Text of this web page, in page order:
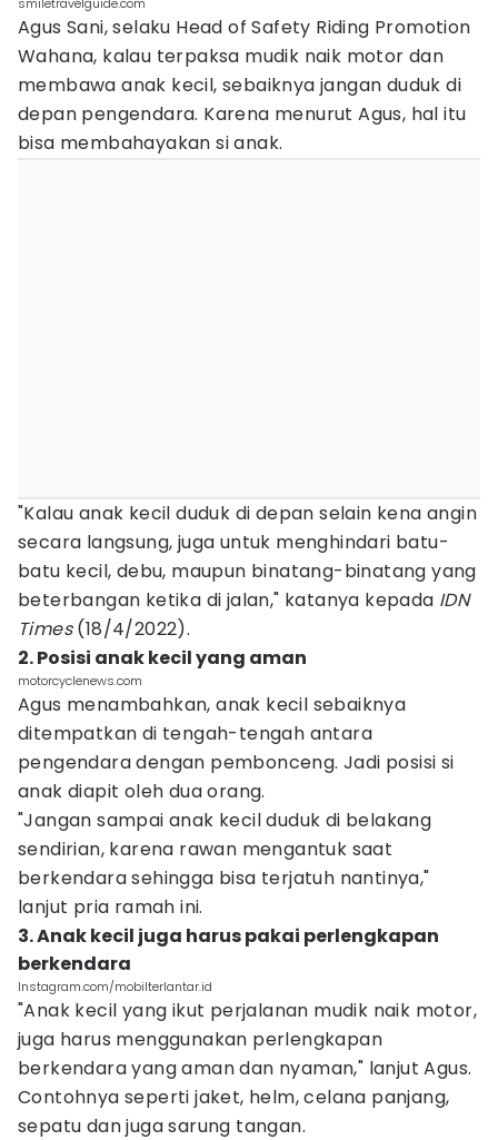
Agus Sani, selaku Head of Safety Riding Promotion
Wahana, kalau terpaksa mudik naik motor dan
membawa anak kecil, sebaiknya jangan duduk di
depan pengendara. Karena menurut Agus, hal itu
bisa membahayakan si anak.
"Kalau anak kecil duduk di depan selain kena angin
secara langsung, juga untuk menghindari batu-
batu kecil, debu, maupun binatang-binatang yang
beterbangan ketika di jalan," katanya kepada IDN
Times(18/4/2022).
2. Posisi anak kecil yang aman
motorcyclenews.com
Agus menambahkan, anak kecil sebaiknya
ditempatkan di tengah-tengah antara
pengendara dengan pembonceng. Jadi posisi si
anak diapit oleh dua orang.
"Jangan sampai anak kecil duduk di belakang
sendirian, karena rawan mengantuk saat
berkendara sehingga bisa terjatuh nantinya,"
lanjut pria ramah ini.
3. Anak kecil juga harus pakai perlengkapan
berkendara
Instagram.com/mobilterlantar.id
"Anak kecil yang ikut perjalanan mudik naik motor,
juga harus menggunakan perlengkapan
berkendara yang aman dan nyaman," lanjut Agus.
Contohnya seperti jaket, helm, celana panjang,
sepatu dan juga sarung tangan.